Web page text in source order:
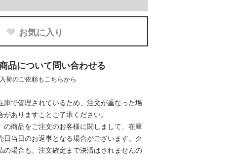
お気に入り
品について問い合わせる
荷のご依頼もこちらから
で管理されているため、注文が重なった場
ありますことご了承ください。
商品をご注文のお客様に関しまして、在庫
日当日のお返事となる場合がございます。ク
の場合も、注文確定まで決済はされませんの